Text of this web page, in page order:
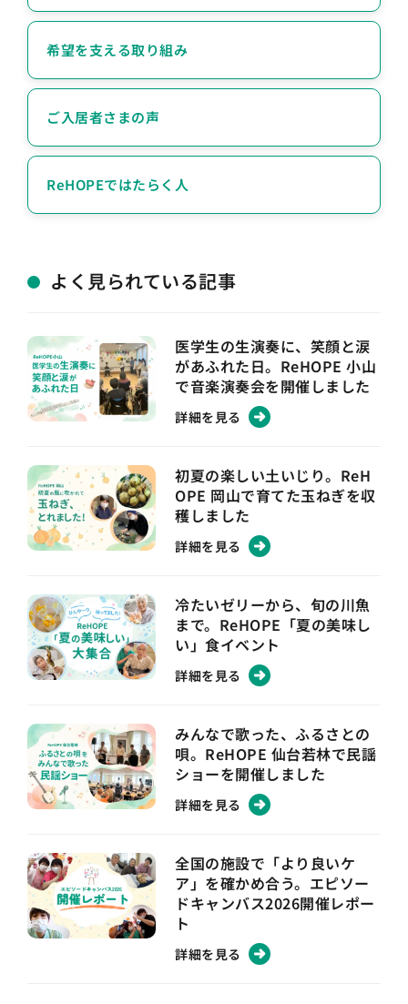
希望を支える取り組み
ご入居者さまの声
ReHOPEではたらく人
よく見られている記事
医学生の生演奏に、笑顔と涙
があふれた日。ReHOPE 小山
で音楽演奏会を開催しました
詳細を見る
初夏の楽しい土いじり。ReH
OPE 岡山で育てた玉ねぎを収
穫しました
詳細を見る
冷たいゼリーから、旬の川魚
まで。ReHOPE「夏の美味し
い」食イベント
詳細を見る
みんなで歌った、ふるさとの
唄。ReHOPE 仙台若林で民謡
ショーを開催しました
詳細を見る
全国の施設で「より良いケ
ア」を確かめ合う。エピソー
ドキャンバス2026開催レポー
ト
詳細を見る